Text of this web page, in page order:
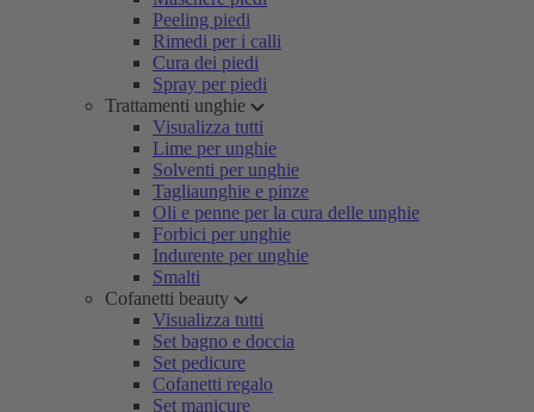
Peeling piedi
Rimedi per i calli
Cura dei piedi
Spray per piedi
Trattamenti unghie
Visualizza tutti
Lime per unghie
Solventi per unghie
Tagliaunghie e pinze
Oli e penne per la cura delle unghie
Forbici per unghie
Indurente per unghie
Smalti
Cofanetti beauty
Visualizza tutti
Set bagno e doccia
Set pedicure
Cofanetti regalo
Set manicure